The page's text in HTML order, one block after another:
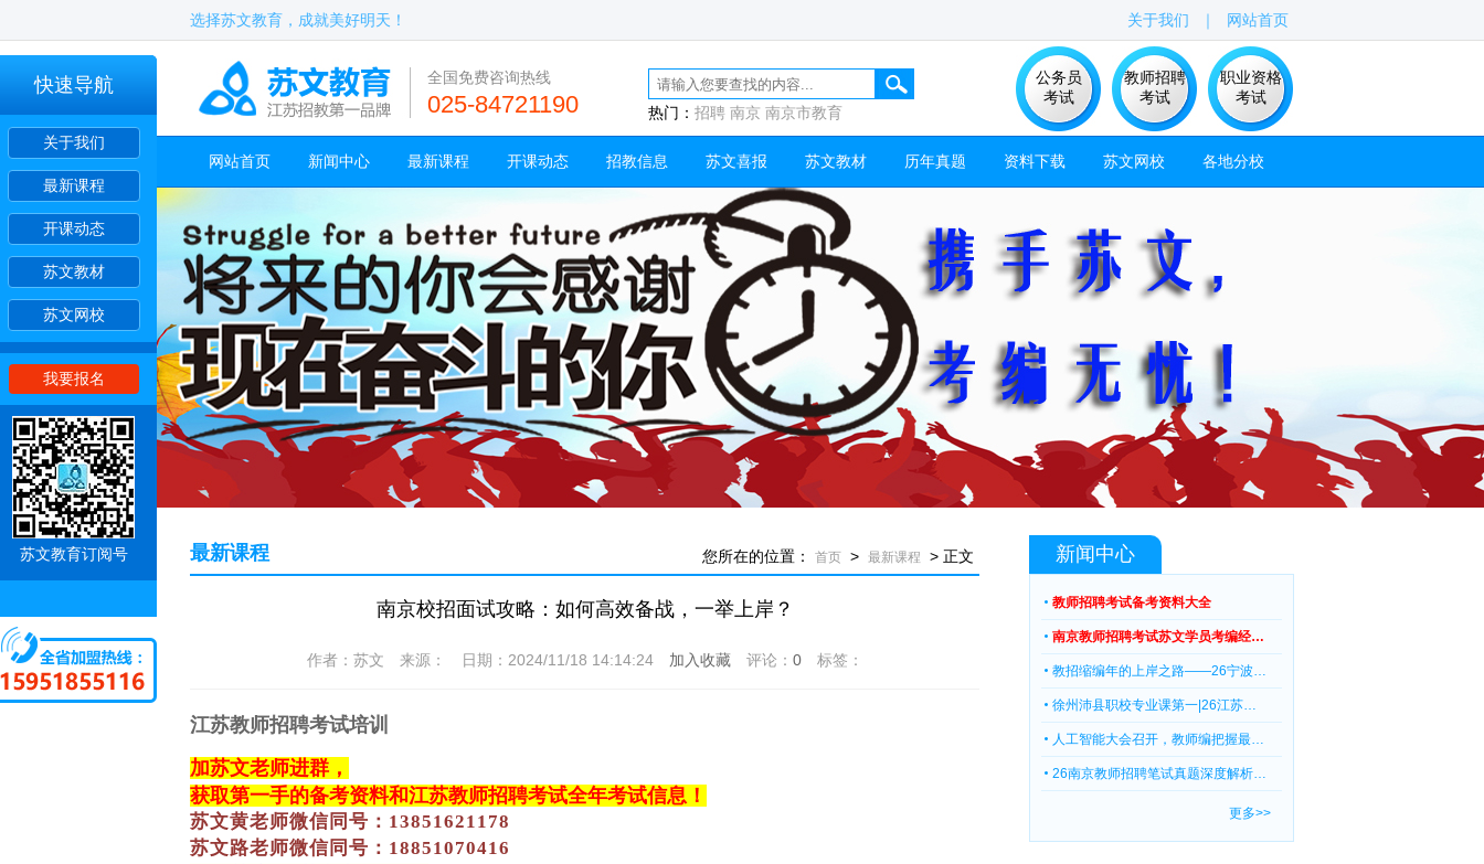
快速导航
关于我们
最新课程
开课动态
苏文教材
苏文网校
我要报名
苏文教育订阅号
选择苏文教育，成就美好明天！ 网站首页
｜
关于我们
全国免费咨询热线
025-84721190 热门： 招聘 南京 南京市教育
公务员
考试
教师招聘
考试
职业资格
考试
网站首页 新闻中心 最新课程 开课动态 招教信息 苏文喜报 苏文教材 历年真题 资料下载 苏文网校 各地分校
最新课程 您所在的位置： 首页 > 最新课程 > 正文
南京校招面试攻略：如何高效备战，一举上岸？
作者：苏文 来源： 日期：2024/11/18 14:14:24 加入收藏评论： 0标签：
江苏教师招聘考试培训
加苏文老师进群，
获取第一手的备考资料和江苏教师招聘考试全年考试信息！
苏文黄老师微信同号： 13851621178
苏文路老师微信同号： 18851070416
新闻中心
教师招聘考试备考资料大全
南京教师招聘考试苏文学员考编经…
教招缩编年的上岸之路——26宁波…
徐州沛县职校专业课第一|26江苏…
人工智能大会召开，教师编把握最…
26南京教师招聘笔试真题深度解析…
更多>>